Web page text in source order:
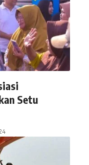
Setu